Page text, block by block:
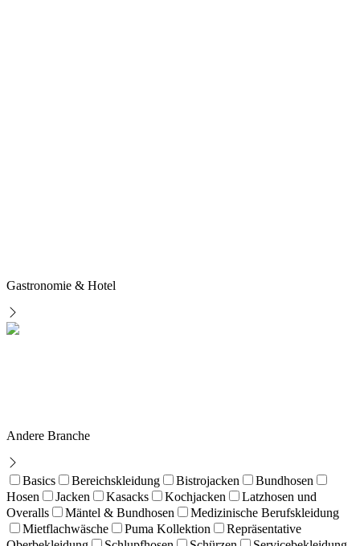
Gastronomie & Hotel
Andere Branche
Basics Bereichskleidung Bistrojacken
Bundhosen
Hosen
Jacken Kasacks Kochjacken
Latzhosen und
Overalls
Mäntel & Bundhosen
Medizinische Berufskleidung
Mietflachwäsche
Puma Kollektion
Repräsentative